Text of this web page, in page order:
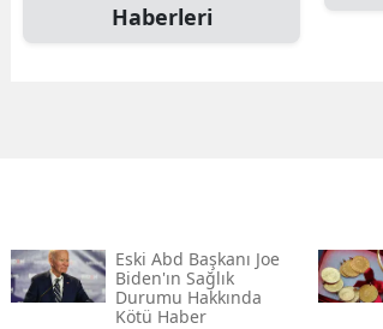
Haberleri
Eski Abd Başkanı Joe
Biden'ın Sağlık
Durumu Hakkında
Kötü Haber